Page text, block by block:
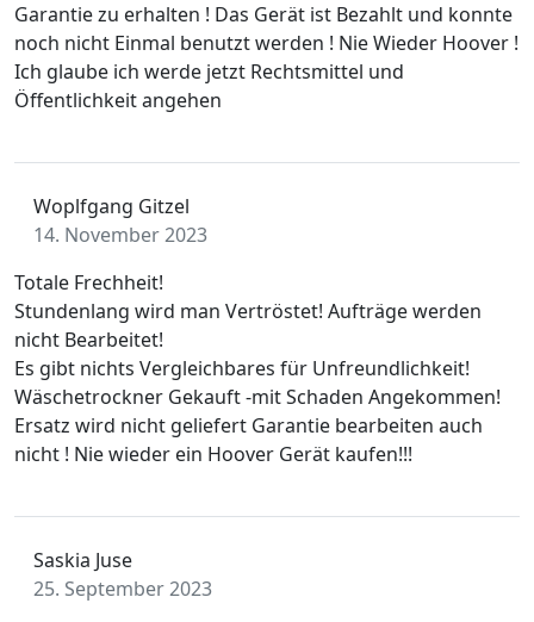
Garantie zu erhalten ! Das Gerät ist Bezahlt und konnte
noch nicht Einmal benutzt werden ! Nie Wieder Hoover !
Ich glaube ich werde jetzt Rechtsmittel und
Öffentlichkeit angehen
Woplfgang Gitzel
14. November 2023
Totale Frechheit!
Stundenlang wird man Vertröstet! Aufträge werden
nicht Bearbeitet!
Es gibt nichts Vergleichbares für Unfreundlichkeit!
Wäschetrockner Gekauft -mit Schaden Angekommen!
Ersatz wird nicht geliefert Garantie bearbeiten auch
nicht ! Nie wieder ein Hoover Gerät kaufen!!!
Saskia Juse
25. September 2023